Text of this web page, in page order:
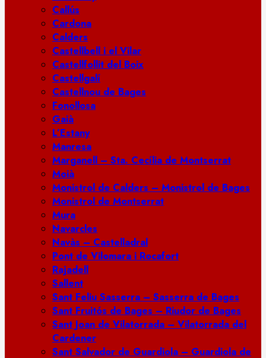
Callús
Cardona
Calders
Castellbell i el Vilar
Castellfollit del Boix
Castellgalí
Castellnou de Bages
Fonollosa
Gaià
L’Estany
Manresa
Marganell – Sta. Cecília de Montserrat
Moià
Monistrol de Calders – Monistrol de Bages
Monistrol de Montserrat
Mura
Navarcles
Navàs – Castelladral
Pont de Vilomara i Rocafort
Rajadell
Sallent
Sant Feliu Sasserra – Sasserra de Bages
Sant Fruitós de Bages – Riudor de Bages
Sant Joan de Vilatorrada – Vilatorrada del
Cardener
Sant Salvador de Guardiola – Guardiola de